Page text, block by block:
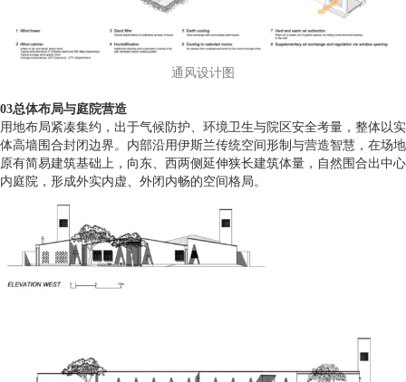
通风设计图
03总体布局与庭院营造
用地布局紧凑集约，出于气候防护、环境卫生与院区安全考量，整体以实
体高墙围合封闭边界。内部沿用伊斯兰传统空间形制与营造智慧，在场地
原有简易建筑基础上，向东、西两侧延伸狭长建筑体量，自然围合出中心
内庭院，形成外实内虚、外闭内畅的空间格局。